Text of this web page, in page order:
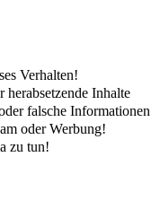
Verhalten!
herabsetzende Inhalte
falsche Informationen
oder Werbung!
zu tun!